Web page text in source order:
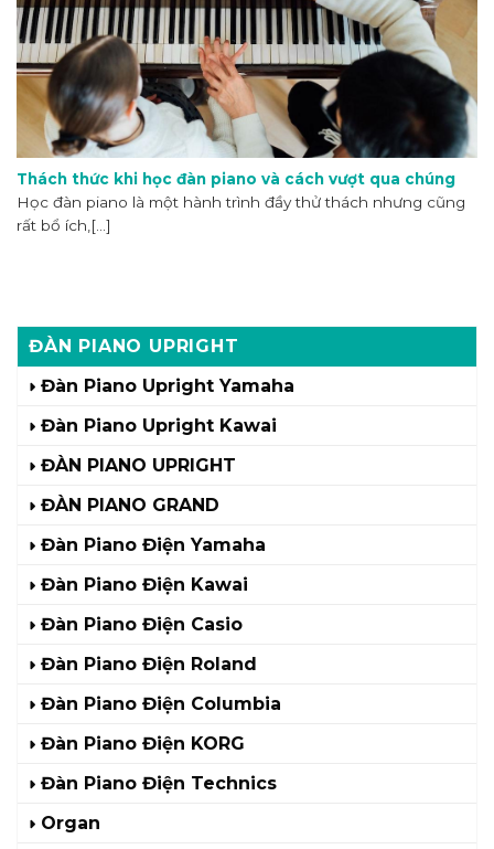
ĐÀN PIANO UPRIGHT
Đàn Piano Upright Yamaha
Đàn Piano Upright Kawai
ĐÀN PIANO UPRIGHT
ĐÀN PIANO GRAND
Đàn Piano Điện Yamaha
Đàn Piano Điện Kawai
Đàn Piano Điện Casio
Đàn Piano Điện Roland
Đàn Piano Điện Columbia
Đàn Piano Điện KORG
Đàn Piano Điện Technics
Organ
Thách thức khi học đàn piano và cách vượt qua chúng
Học đàn piano là một hành trình đầy thử thách nhưng cũng
rất bổ ích,[...]